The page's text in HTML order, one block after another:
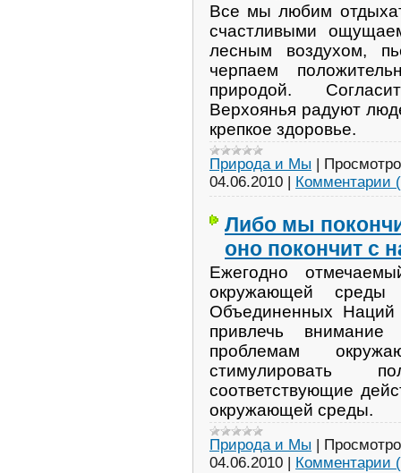
Все мы любим
счастливыми
лесным воздухом,
черпаем
природой.
Верхоянья радуют
крепкое здоровье.
Природа и Мы |
04.06.2010 | Комментарии
Либо мы
оно покончит с
Ежегодно
окружающей среды
Объединенных
привлечь
проблемам
стимулировать
соответствующие
окружающей среды.
Природа и Мы |
04.06.2010 | Комментарии